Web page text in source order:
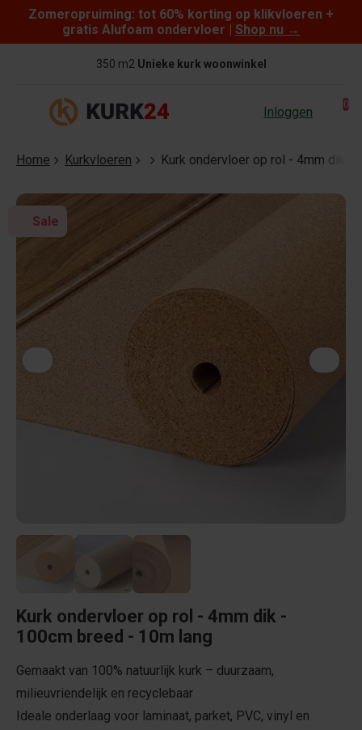
Skip to content
Zomeropruiming: tot 60% korting op klikvloeren +
gratis Alufoam ondervloer | Shop nu →
350 m2 Unieke kurk woonwinkel
Inloggen 0
Home Kurkvloeren Kurk ondervloer op rol - 4mm dik -
Sale
Kurk ondervloer op rol - 4mm dik -
100cm breed - 10m lang
Gemaakt van 100% natuurlijk kurk – duurzaam,
milieuvriendelijk en recyclebaar
Ideale onderlaag voor laminaat, parket, PVC, vinyl en